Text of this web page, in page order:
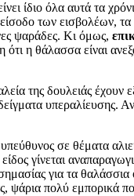
ίδιο όλα αυτά τα
των εισβολέων,
ψαράδες. Κι όμως,
η θάλασσα είναι
της δουλειάς έχουν
υπεραλίευσης.
σε θέματα
γίνεται
για τα
ψάρια πολύ εμπορικά